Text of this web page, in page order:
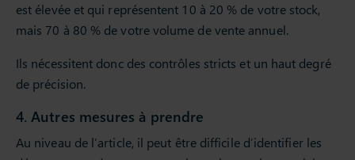
est élevée et qui représentent 10 à 20 % de votre stock,
mais 70 à 80 % de votre volume de vente annuel.
Ils nécessitent donc des contrôles stricts et un haut degré
de précision.
4. Autres mesures à prendre
Au niveau de l’article, il peut être difficile d’identifier les